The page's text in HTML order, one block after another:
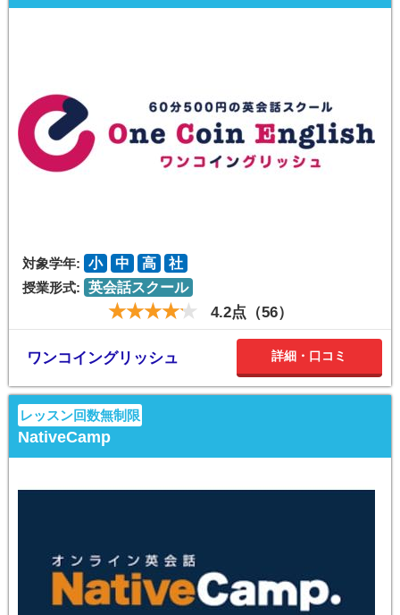
対象学年: 小 中 高
社
授業形式: 英会話スクール
4.2点（56）
ワンコイングリッシュ 詳細・口コミ
レッスン回数無制限
NativeCamp